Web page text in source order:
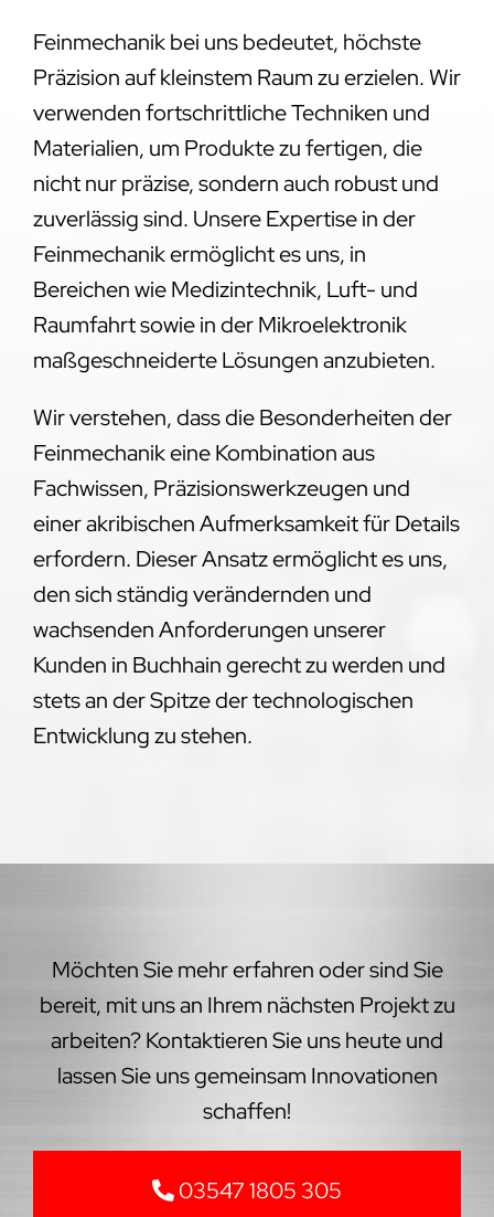
Feinmechanik bei uns bedeutet, höchste
Präzision auf kleinstem Raum zu erzielen. Wir
verwenden fortschrittliche Techniken und
Materialien, um Produkte zu fertigen, die
nicht nur präzise, sondern auch robust und
zuverlässig sind. Unsere Expertise in der
Feinmechanik ermöglicht es uns, in
Bereichen wie Medizintechnik, Luft- und
Raumfahrt sowie in der Mikroelektronik
maßgeschneiderte Lösungen anzubieten.
Wir verstehen, dass die Besonderheiten der
Feinmechanik eine Kombination aus
Fachwissen, Präzisionswerkzeugen und
einer akribischen Aufmerksamkeit für Details
erfordern. Dieser Ansatz ermöglicht es uns,
den sich ständig verändernden und
wachsenden Anforderungen unserer
Kunden in Buchhain gerecht zu werden und
stets an der Spitze der technologischen
Entwicklung zu stehen.
Möchten Sie mehr erfahren oder sind Sie
bereit, mit uns an Ihrem nächsten Projekt zu
arbeiten? Kontaktieren Sie uns heute und
lassen Sie uns gemeinsam Innovationen
schaffen!
03547 1805 305